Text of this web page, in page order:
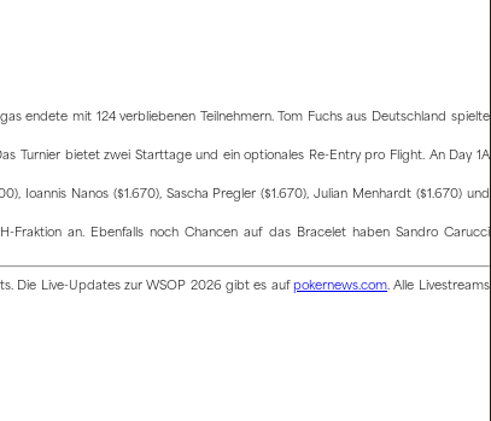
endete mit 124 verbliebenen Teilnehmern. Tom Fuchs aus Deutschland spielte
Turnier bietet zwei Starttage und ein optionales Re-Entry pro Flight. An Day 1A
Ioannis Nanos ($1.670), Sascha Pregler ($1.670), Julian Menhardt ($1.670) und
Fraktion an. Ebenfalls noch Chancen auf das Bracelet haben Sandro Carucci
Die Live-Updates zur WSOP 2026 gibt es aufpokernews.com. Alle Livestreams